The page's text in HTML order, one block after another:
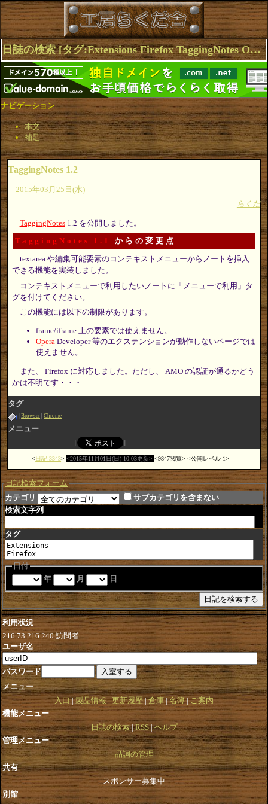
日誌の検索 [タグ:Extensions Firefox TaggingNotes Opera] 1～1(1件中)
ナビゲーション
本文
補足
TaggingNotes 1.2
2015年03月25日(水)
らくだ
TaggingNotes1.2 を公開しました。
TaggingNotes 1.1 からの変更点
textarea や編集可能要素のコンテキストメニューからノートを挿入
できる機能を実装しました。
コンテキストメニューで利用したいノートに「メニューで利用」タ
グを付けてください。
この機能には以下の制限があります。
frame/iframe 上の要素では使えません。
OperaDeveloper 等のエクステンションが動作しないページでは
使えません。
また、 Firefox に対応しました。ただし、 AMO の認証が通るかどう
かは不明です・・・
タグ
Browser Chrome
メニュー
日記:3343 2015年11月01日(日) 10:03更新 9847閲覧 公開レベル 1
日記検索フォーム
カテゴリ
サブカテゴリを含まない
検索文字列
タグ
日付
年
月 日
利用状況
216.73.216.240訪問者
ユーザ名
パスワード
メニュー
入口 製品情報 更新履歴 倉庫 名簿 ご案内
機能メニュー
日誌の検索 RSS ヘルプ
管理メニュー
品詞の管理
共有
スポンサー募集中
別館